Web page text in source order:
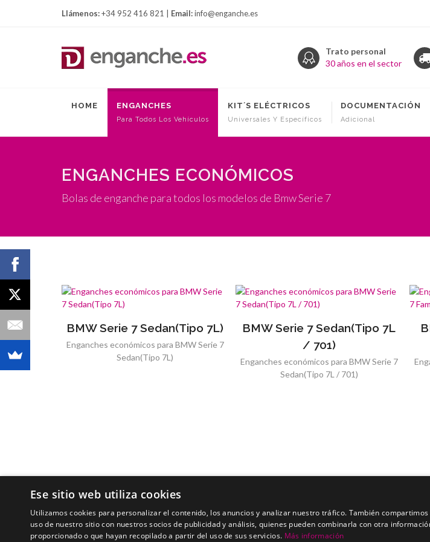
Llámenos:+34 952 416 821 | Email:info@enganche.es
Trato personal
30 años en el sector
HOME ENGANCHES
Para Todos Los Vehículos
KIT´S ELÉCTRICOS
Universales Y Específicos
DOCUMENTACIÓN
Adicional
ENGANCHES ECONÓMICOS
Bolas de enganche para todos los modelos de Bmw Serie 7
BMW Serie 7 Sedan(Tipo 7L)
Enganches económicos para BMW Serie 7
Sedan(Tipo 7L)
BMW Serie 7 Sedan(Tipo 7L
/ 701)
Enganches económicos para BMW Serie 7
Sedan(Tipo 7L / 701)
Ese sitio web utiliza cookies
Utilizamos cookies para personalizar el contenido, los anuncios y analizar nuestro tráfico. También
uso de nuestro sitio con nuestros socios de publicidad y análisis, quienes pueden combinarla con otra
proporcionado o que hayan recopilado a partir del uso de sus servicios. Más información